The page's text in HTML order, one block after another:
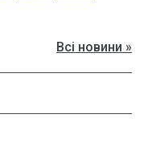
Всі новини »